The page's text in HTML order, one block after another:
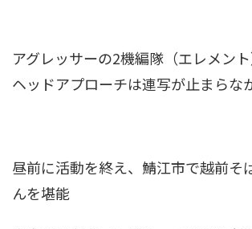
アグレッサーの2機編隊（エレメン
ヘッドアプローチは連写が止まらな
昼前に活動を終え、 鯖江市で越前そ
んを堪能